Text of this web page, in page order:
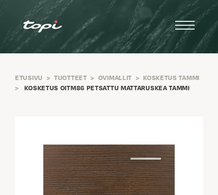
ETUSIVU > TUOTTEET > OVIMALLIT > KOSKETUS TAMMI
>
KOSKETUS OITM86 PETSATTU MATTARUSKEA TAMMI